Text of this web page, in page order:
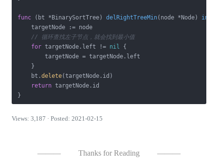
func (bt *BinarySortTree) delRightTreeMin(node *Node) int
    targetNode := node
// 循环查找左子节点，就会找到最小值
for targetNode.left != nil {
        targetNode = targetNode.left
    }
    bt.
delete(targetNode.id)
return targetNode.id
}
Views: 3,187 · Posted: 2021-02-15
——— Thanks for Reading ———